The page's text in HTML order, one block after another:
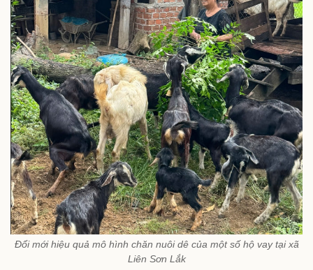
Đổi mới hiệu quả mô hình chăn nuôi dê của một số hộ vay tại xã
Liên Sơn Lắk